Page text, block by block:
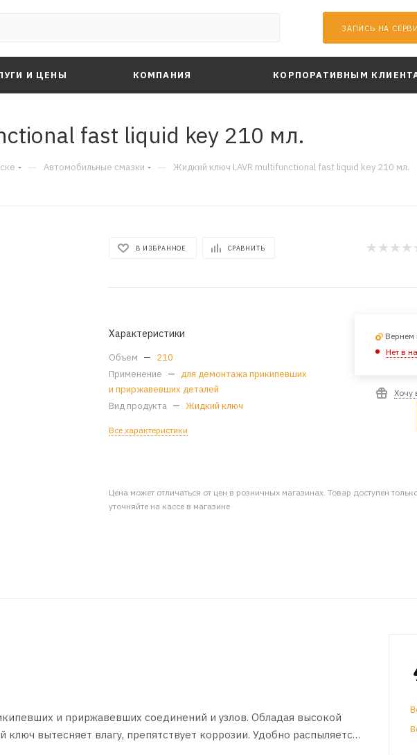
ЗАПИСЬ НА
И ЦЕНЫ КОМПАНИЯ КОРПОРАТИВНЫМ
fast liquid key 210 мл.
— Автомобильные смазки — Жидкий ключ LAVR multifunctional fast liquid key 210 мл.
В ИЗБРАННОЕ СРАВНИТЬ
Характеристики
Объем — 210
Применение — для демонтажа прикипевших
и приржавевших деталей
Вид продукта — Жидкий ключ
Все характеристики
Вернем
Нет в
Хочу
Цена может отличаться от цен в розничных магазинах. Товар доступен
уточняйте на кассе в магазине
и приржавевших соединений и узлов. Обладая высокой
вытесняет влагу, препятствует коррозии. Удобно распыляется